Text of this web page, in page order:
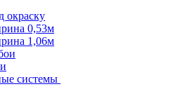
окраску
0,53м
1,06м
системы